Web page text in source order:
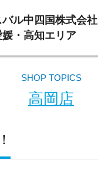
バル中四国株式会社
媛・高知エリア
SHOP TOPICS
高岡店